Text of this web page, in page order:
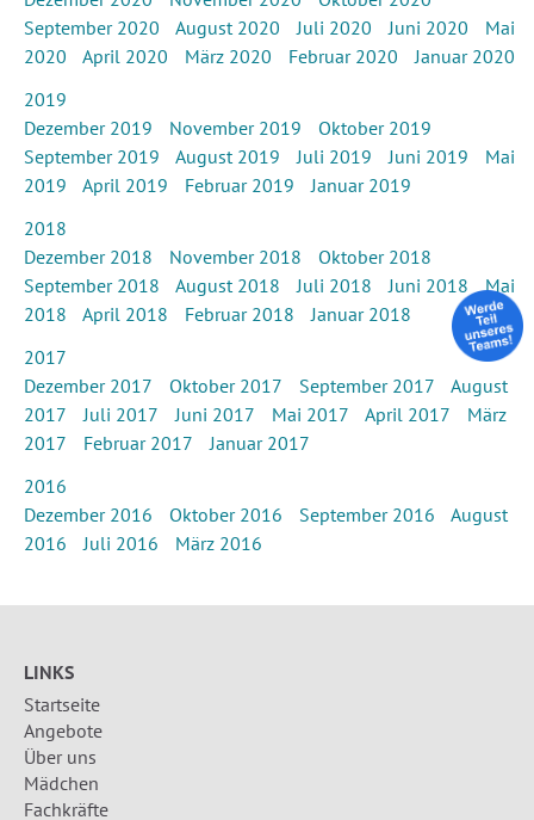
September 2020
August 2020 Juli 2020 Juni 2020
Mai
2020
April 2020 März 2020 Februar 2020
Januar 2020
2019
Dezember 2019
November 2019
Oktober 2019
September 2019
August 2019 Juli 2019 Juni 2019
Mai
2019
April 2019 Februar 2019
Januar 2019
2018
Dezember 2018
November 2018
Oktober 2018
September 2018
August 2018 Juli 2018 Juni 2018
Mai
2018
April 2018 Februar 2018
Januar 2018
2017
Dezember 2017
Oktober 2017 September 2017
August
2017
Juli 2017 Juni 2017 Mai 2017 April 2017
März
2017
Februar 2017
Januar 2017
2016
Dezember 2016
Oktober 2016 September 2016
August
2016
Juli 2016 März 2016
LINKS
Startseite
Angebote
Über uns
Mädchen
Fachkräfte